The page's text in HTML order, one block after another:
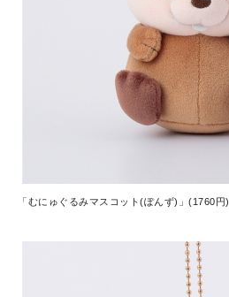
「むにゅぐるみマスコット(ぽんず)」(1760円)